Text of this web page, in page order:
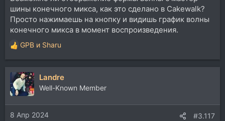
шины конечного микса, как это сделано в Cakewalk?
Просто нажимаешь на кнопку и видишь график волны
конечного микса в момент воспроизведения.
Р
е
а
к
ц
и
и
:
GPB и Sharu
Landre
Well-Known Member
8 Апр 2024 #3.117